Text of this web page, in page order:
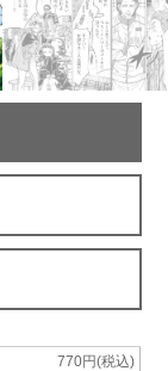
770円(税込)